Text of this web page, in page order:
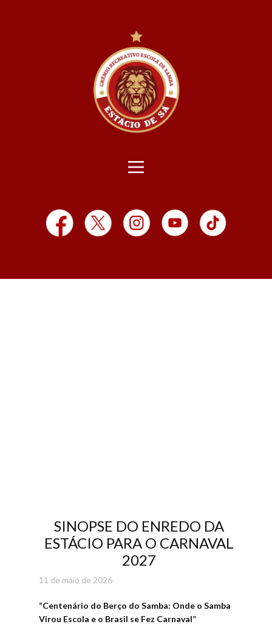
SINOPSE DO ENREDO DA
ESTÁCIO PARA O CARNAVAL
2027
11 de maio de 2026
“Centenário do Berço do Samba: Onde o Samba
Virou Escola e o Brasil se Fez Carnaval”